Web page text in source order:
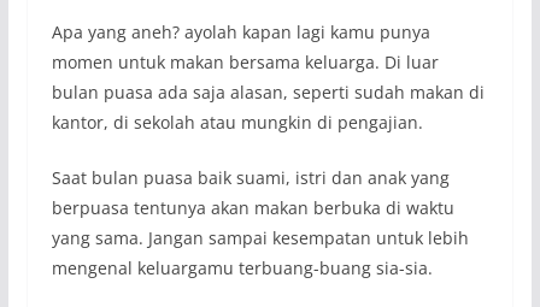
Apa yang aneh? ayolah kapan lagi kamu punya
momen untuk makan bersama keluarga. Di luar
bulan puasa ada saja alasan, seperti sudah makan di
kantor, di sekolah atau mungkin di pengajian.
Saat bulan puasa baik suami, istri dan anak yang
berpuasa tentunya akan makan berbuka di waktu
yang sama. Jangan sampai kesempatan untuk lebih
mengenal keluargamu terbuang-buang sia-sia.